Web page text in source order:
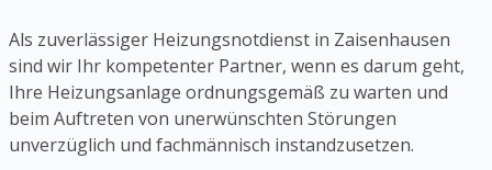
Als zuverlässiger Heizungsnotdienst in Zaisenhausen
sind wir Ihr kompetenter Partner, wenn es darum geht,
Ihre Heizungsanlage ordnungsgemäß zu warten und
beim Auftreten von unerwünschten Störungen
unverzüglich und fachmännisch instandzusetzen.